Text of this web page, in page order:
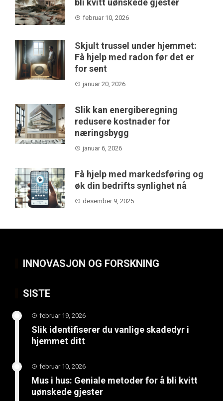
bli kvitt uønskede gjester
februar 10, 2026
Skjult trussel under hjemmet:
Få hjelp med radon før det er
for sent
januar 20, 2026
Slik kan energiberegning
redusere kostnader for
næringsbygg
januar 6, 2026
Få hjelp med markedsføring og
øk din bedrifts synlighet nå
desember 9, 2025
INNOVASJON OG FORSKNING
SISTE
februar 19, 2026
Slik identifiserer du vanlige skadedyr i
hjemmet ditt
februar 10, 2026
Mus i hus: Geniale metoder for å bli kvitt
uønskede gjester